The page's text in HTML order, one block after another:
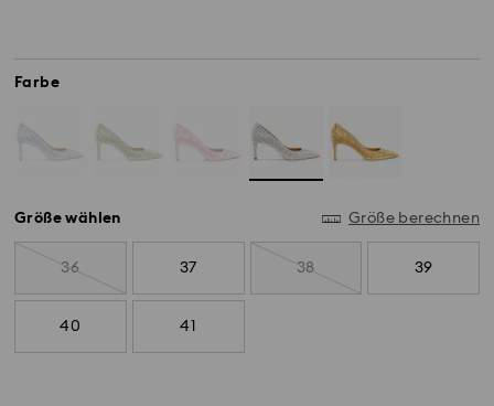
Farbe
Größe wählen Größe berechnen
36 37 38 39
40 41